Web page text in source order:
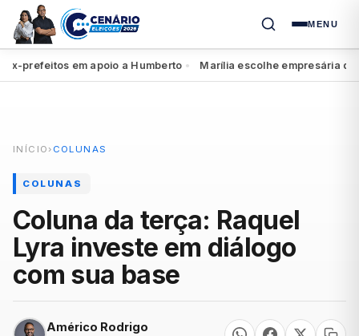
MENU
em apoio a Humberto● Marília escolhe empresária do
INÍCIO › COLUNAS
COLUNAS
Coluna da terça: Raquel
Lyra investe em diálogo
com sua base
Américo Rodrigo